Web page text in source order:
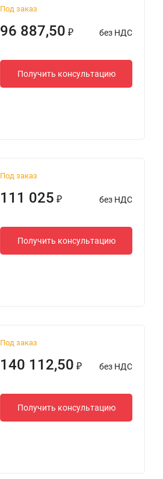
Под заказ
96 887,50 ₽ без НДС
Получить консультацию
Под заказ
111 025 ₽ без НДС
Получить консультацию
Под заказ
140 112,50 ₽ без НДС
Получить консультацию